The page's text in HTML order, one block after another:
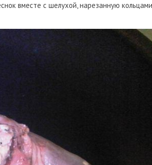
вместе с шелухой, нарезанную кольцами